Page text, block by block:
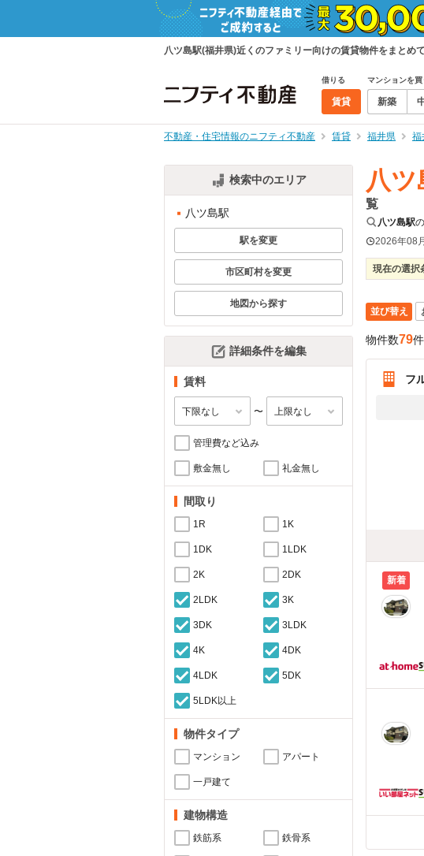
八ツ島駅(福井県)近くのファミリー向けの賃貸物件をまとめ
借りる
賃貸
マンションを買
新築
不動産・住宅情報のニフティ不動産 賃貸 福井県 福
検索中のエリア
八ツ島駅
駅を変更
市区町村を変更
地図から探す
詳細条件を編集
賃料
〜
管理費など込み
敷金無し 礼金無し
間取り
1R 1K
1DK 1LDK
2K 2DK
2LDK 3K
3DK 3LDK
4K 4DK
4LDK 5DK
5LDK以上
物件タイプ
マンション アパート
一戸建て
建物構造
鉄筋系 鉄骨系
八ツ
覧
八ツ島駅
2026年08
現在の選択
並び替え
物件数79件
フ
新着